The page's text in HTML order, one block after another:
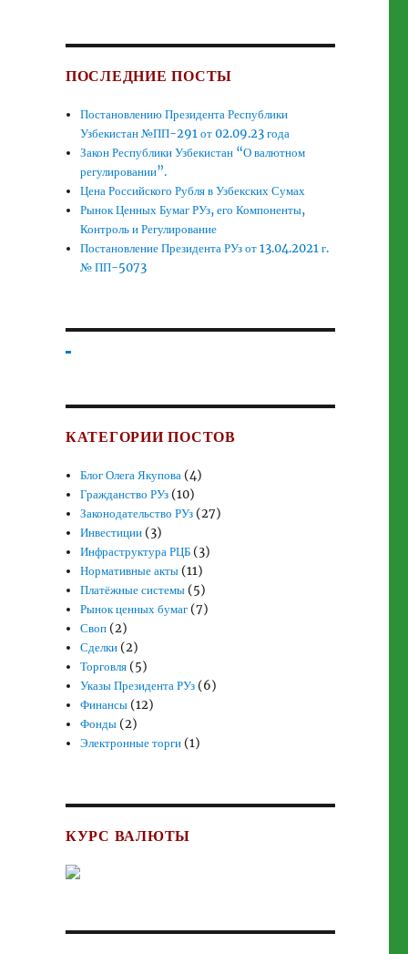
ПОСЛЕДНИЕ ПОСТЫ
Постановлению Президента Республики
Узбекистан №ПП-291 от 02.09.23 года
Закон Республики Узбекистан “О валютном
регулировании”.
Цена Российского Рубля в Узбекских Сумах
Рынок Ценных Бумаг РУз, его Компоненты,
Контроль и Регулирование
Постановление Президента РУз от 13.04.2021 г.
№ ПП-5073
КАТЕГОРИИ ПОСТОВ
Блог Олега Якупова (4)
Гражданство РУз (10)
Законодательство РУз (27)
Инвестиции (3)
Инфраструктура РЦБ (3)
Нормативные акты (11)
Платёжные системы (5)
Рынок ценных бумаг (7)
Своп (2)
Сделки (2)
Торговля (5)
Указы Президента РУз (6)
Финансы (12)
Фонды (2)
Электронные торги (1)
КУРС ВАЛЮТЫ